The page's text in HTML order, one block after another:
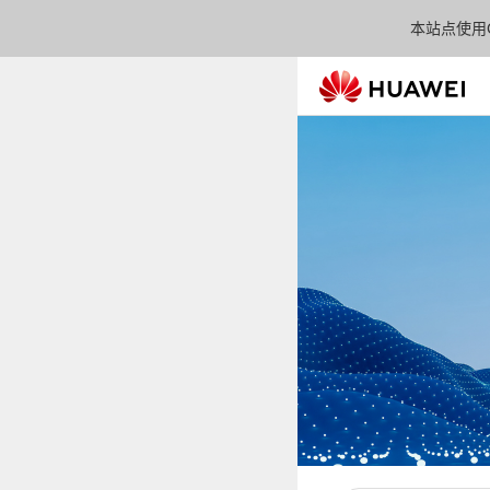
本站点使